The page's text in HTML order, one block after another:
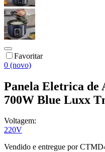
Favoritar
0 (novo)
Panela Eletrica de
700W Blue Luxx
Voltagem:
220V
Vendido e entregue por